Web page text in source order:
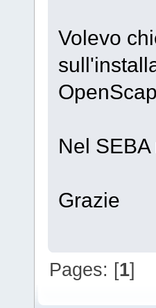
Volevo
Nel
Grazie
Pages: [1]